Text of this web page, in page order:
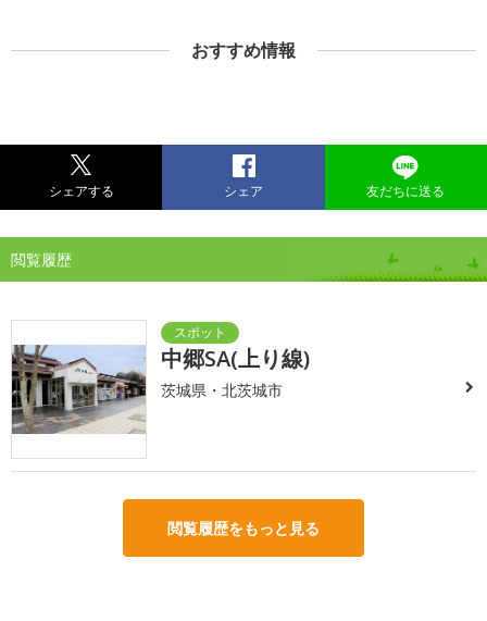
おすすめ情報
シェアする シェア 友だちに送る
閲覧履歴
中郷SA(上り線)
茨城県・北茨城市
閲覧履歴をもっと見る